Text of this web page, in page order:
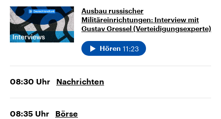
Ausbau russischer
Militäreinrichtungen: Interview mit
Gustav Gressel (Verteidigungsexperte)
Hören 11:23
08:30 Uhr Nachrichten
08:35 Uhr Börse